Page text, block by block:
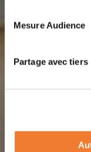
Mesure Audience
Partage avec tiers